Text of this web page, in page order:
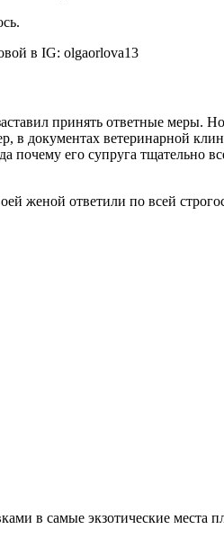
в IG: olgaorlova13
принять ответные меры.
в документах ветеринарной
его супруга тщательно
женой ответили по всей
в самые экзотические места